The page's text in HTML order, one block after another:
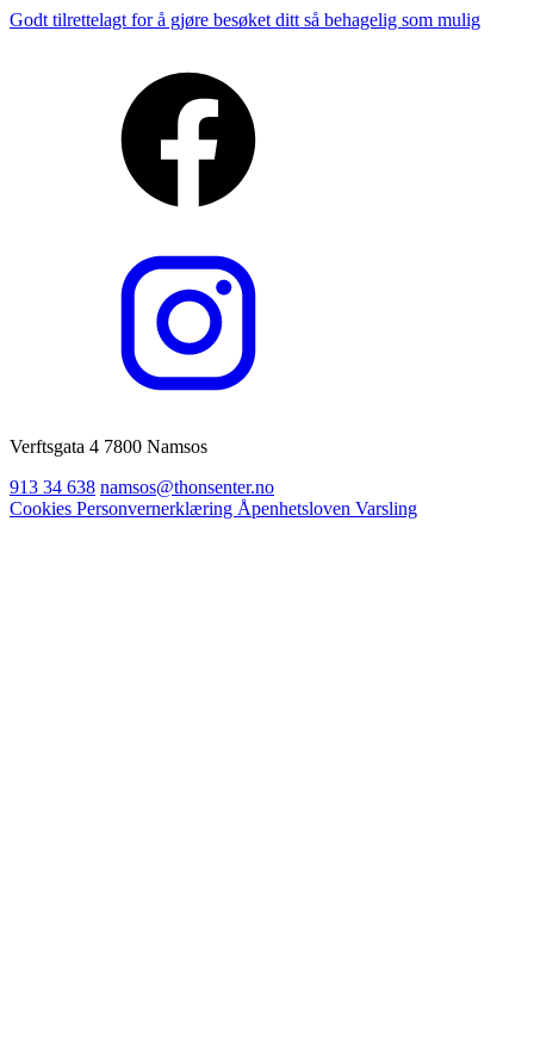
Godt tilrettelagt for å gjøre besøket ditt så behagelig som mulig
Verftsgata 4 7800 Namsos
913 34 638 namsos@thonsenter.no
Cookies Personvernerklæring Åpenhetsloven Varsling